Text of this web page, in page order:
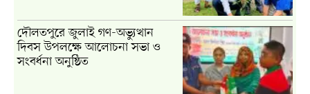
দৌলতপুরে জুলাই গণ-অভ্যুত্থান
দিবস উপলক্ষে আলোচনা সভা ও
সংবর্ধনা অনুষ্ঠিত